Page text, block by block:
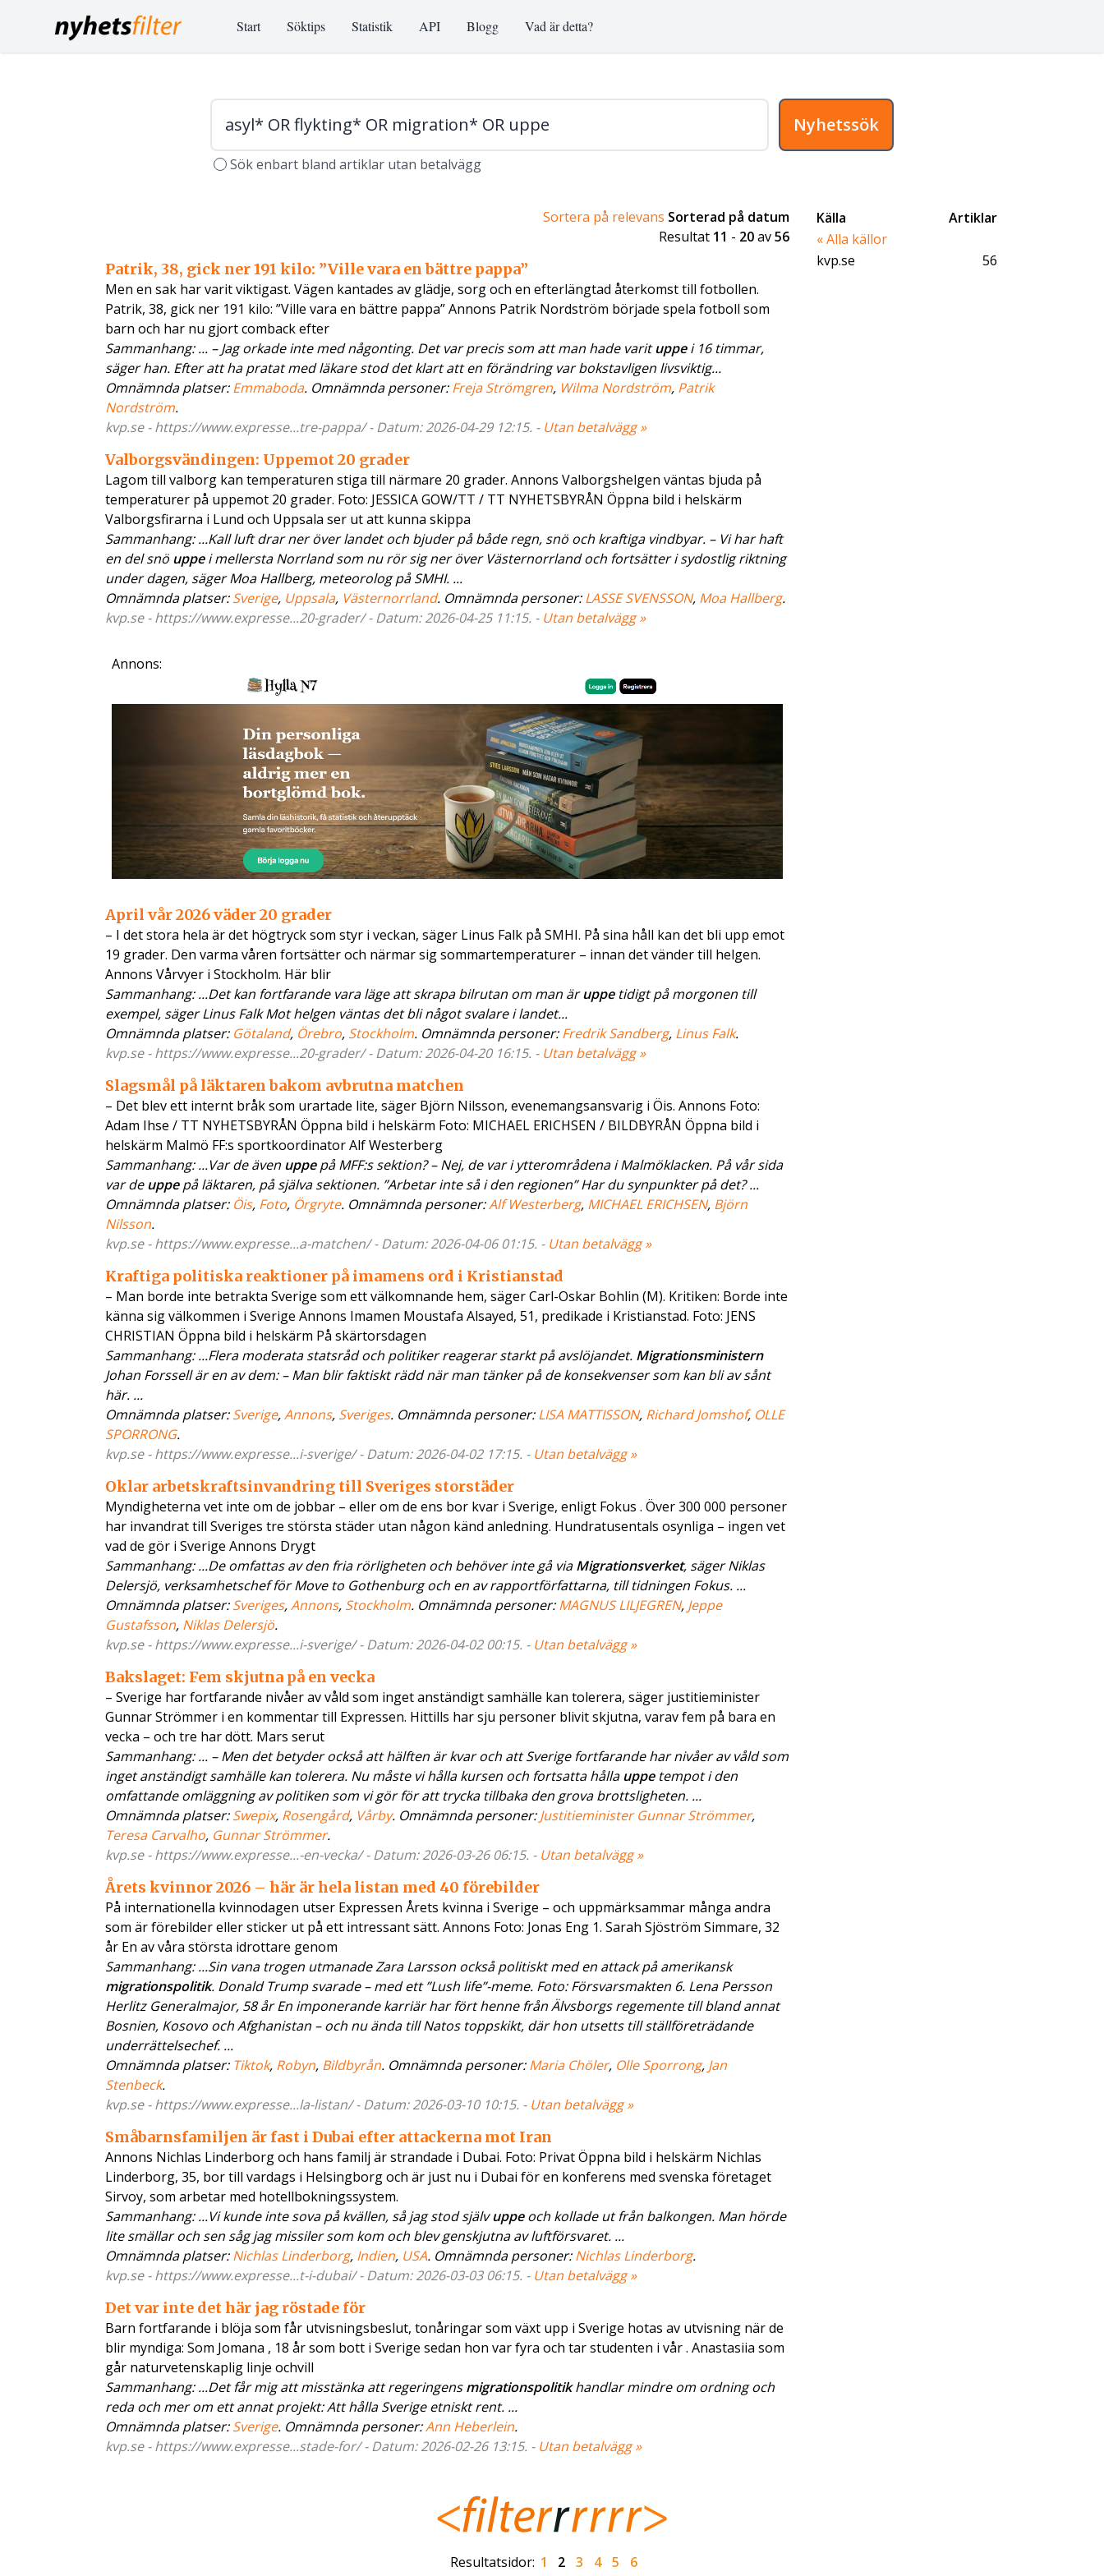
Start Söktips Statistik API Blogg Vad är detta?
Nyhetssök
Sök enbart bland artiklar utan betalvägg
Sortera på relevans Sorterad på datum
Resultat 11 - 20av56
Patrik, 38, gick ner 191 kilo: ”Ville vara en bättre pappa”
Men en sak har varit viktigast. Vägen kantades av glädje, sorg och en efterlängtad återkomst till fotbollen.
Patrik, 38, gick ner 191 kilo: ”Ville vara en bättre pappa” Annons Patrik Nordström började spela fotboll som
barn och har nu gjort comback efter
Sammanhang: ... – Jag orkade inte med någonting. Det var precis som att man hade varituppei 16 timmar,
säger han. Efter att ha pratat med läkare stod det klart att en förändring var bokstavligen livsviktig...
Omnämnda platser:Emmaboda. Omnämnda personer:Freja Strömgren, Wilma Nordström, Patrik
Nordström.
kvp.se - https://www.expresse...tre-pappa/ - Datum: 2026-04-29 12:15. - Utan betalvägg »
Valborgsvändingen: Uppemot 20 grader
Lagom till valborg kan temperaturen stiga till närmare 20 grader. Annons Valborgshelgen väntas bjuda på
temperaturer på uppemot 20 grader. Foto: JESSICA GOW/TT / TT NYHETSBYRÅN Öppna bild i helskärm
Valborgsfirarna i Lund och Uppsala ser ut att kunna skippa
Sammanhang: ...Kall luft drar ner över landet och bjuder på både regn, snö och kraftiga vindbyar. – Vi har haft
en del snö uppei mellersta Norrland som nu rör sig ner över Västernorrland och fortsätter i sydostlig riktning
under dagen, säger Moa Hallberg, meteorolog på SMHI. ...
Omnämnda platser:Sverige, Uppsala, Västernorrland. Omnämnda personer:LASSE SVENSSON, Moa Hallberg.
kvp.se - https://www.expresse...20-grader/ - Datum: 2026-04-25 11:15. - Utan betalvägg »
Annons:
April vår 2026 väder 20 grader
– I det stora hela är det högtryck som styr i veckan, säger Linus Falk på SMHI. På sina håll kan det bli upp emot
19 grader. Den varma våren fortsätter och närmar sig sommartemperaturer – innan det vänder till helgen.
Annons Vårvyer i Stockholm. Här blir
Sammanhang: ...Det kan fortfarande vara läge att skrapa bilrutan om man äruppetidigt på morgonen till
exempel, säger Linus Falk Mot helgen väntas det bli något svalare i landet...
Omnämnda platser: Götaland, Örebro, Stockholm. Omnämnda personer:Fredrik Sandberg, Linus Falk.
kvp.se - https://www.expresse...20-grader/ - Datum: 2026-04-20 16:15. - Utan betalvägg »
Slagsmål på läktaren bakom avbrutna matchen
– Det blev ett internt bråk som urartade lite, säger Björn Nilsson, evenemangsansvarig i Öis. Annons Foto:
Adam Ihse / TT NYHETSBYRÅN Öppna bild i helskärm Foto: MICHAEL ERICHSEN / BILDBYRÅN Öppna bild i
helskärm Malmö FF:s sportkoordinator Alf Westerberg
Sammanhang: ...Var de även uppepå MFF:s sektion? – Nej, de var i ytterområdena i Malmöklacken. På vår sida
var deuppepå läktaren, på själva sektionen. ”Arbetar inte så i den regionen” Har du synpunkter på det? ...
Omnämnda platser: Öis, Foto, Örgryte. Omnämnda personer:Alf Westerberg, MICHAEL ERICHSEN, Björn
Nilsson.
kvp.se - https://www.expresse...a-matchen/ - Datum: 2026-04-06 01:15. - Utan betalvägg »
Kraftiga politiska reaktioner på imamens ord i Kristianstad
– Man borde inte betrakta Sverige som ett välkomnande hem, säger Carl-Oskar Bohlin (M). Kritiken: Borde inte
känna sig välkommen i Sverige Annons Imamen Moustafa Alsayed, 51, predikade i Kristianstad. Foto: JENS
CHRISTIAN Öppna bild i helskärm På skärtorsdagen
Sammanhang: ...Flera moderata statsråd och politiker reagerar starkt på avslöjandet. Migrationsministern
Johan Forssell är en av dem: – Man blir faktiskt rädd när man tänker på de konsekvenser som kan bli av sånt
här. ...
Omnämnda platser:Sverige,Annons, Sveriges. Omnämnda personer:LISA MATTISSON, Richard Jomshof, OLLE
SPORRONG.
kvp.se - https://www.expresse...i-sverige/ - Datum: 2026-04-02 17:15. - Utan betalvägg »
Oklar arbetskraftsinvandring till Sveriges storstäder
Myndigheterna vet inte om de jobbar – eller om de ens bor kvar i Sverige, enligt Fokus . Över 300 000 personer
har invandrat till Sveriges tre största städer utan någon känd anledning. Hundratusentals osynliga – ingen vet
vad de gör i Sverige Annons Drygt
Sammanhang: ...De omfattas av den fria rörligheten och behöver inte gå viaMigrationsverket, säger Niklas
Delersjö, verksamhetschef för Move to Gothenburg och en av rapportförfattarna, till tidningen Fokus. ...
Omnämnda platser:Sveriges,Annons, Stockholm. Omnämnda personer:MAGNUS LILJEGREN, Jeppe
Gustafsson, Niklas Delersjö.
kvp.se - https://www.expresse...i-sverige/ - Datum: 2026-04-02 00:15. - Utan betalvägg »
Bakslaget: Fem skjutna på en vecka
– Sverige har fortfarande nivåer av våld som inget anständigt samhälle kan tolerera, säger justitieminister
Gunnar Strömmer i en kommentar till Expressen. Hittills har sju personer blivit skjutna, varav fem på bara en
vecka – och tre har dött. Mars serut
Sammanhang: ... – Men det betyder också att hälften är kvar och att Sverige fortfarande har nivåer av våld som
inget anständigt samhälle kan tolerera. Nu måste vi hålla kursen och fortsatta hållauppetempot i den
omfattande omläggning av politiken som vi gör för att trycka tillbaka den grova brottsligheten. ...
Omnämnda platser:Swepix, Rosengård, Vårby. Omnämnda personer:Justitieminister Gunnar Strömmer,
Teresa Carvalho, Gunnar Strömmer.
kvp.se - https://www.expresse...-en-vecka/ - Datum: 2026-03-26 06:15. - Utan betalvägg »
Årets kvinnor 2026 – här är hela listan med 40 förebilder
På internationella kvinnodagen utser Expressen Årets kvinna i Sverige – och uppmärksammar många andra
som är förebilder eller sticker ut på ett intressant sätt. Annons Foto: Jonas Eng 1. Sarah Sjöström Simmare, 32
år En av våra största idrottare genom
Sammanhang: ...Sin vana trogen utmanade Zara Larsson också politiskt med en attack på amerikansk
migrationspolitik. Donald Trump svarade – med ett ”Lush life”-meme. Foto: Försvarsmakten 6. Lena Persson
Herlitz Generalmajor, 58 år En imponerande karriär har fört henne från Älvsborgs regemente till bland annat
Bosnien, Kosovo och Afghanistan – och nu ända till Natos toppskikt, där hon utsetts till ställföreträdande
underrättelsechef. ...
Omnämnda platser: Tiktok, Robyn, Bildbyrån. Omnämnda personer:Maria Chöler, Olle Sporrong, Jan
Stenbeck.
kvp.se - https://www.expresse...la-listan/ - Datum: 2026-03-10 10:15. - Utan betalvägg »
Småbarnsfamiljen är fast i Dubai efter attackerna mot Iran
Annons Nichlas Linderborg och hans familj är strandade i Dubai. Foto: Privat Öppna bild i helskärm Nichlas
Linderborg, 35, bor till vardags i Helsingborg och är just nu i Dubai för en konferens med svenska företaget
Sirvoy, som arbetar med hotellbokningssystem.
Sammanhang: ...Vi kunde inte sova på kvällen, så jag stod självuppeoch kollade ut från balkongen. Man hörde
lite smällar och sen såg jag missiler som kom och blev genskjutna av luftförsvaret. ...
Omnämnda platser:Nichlas Linderborg, Indien, USA. Omnämnda personer:Nichlas Linderborg.
kvp.se - https://www.expresse...t-i-dubai/ - Datum: 2026-03-03 06:15. - Utan betalvägg »
Det var inte det här jag röstade för
Barn fortfarande i blöja som får utvisningsbeslut, tonåringar som växt upp i Sverige hotas av utvisning när de
blir myndiga: Som Jomana , 18 år som bott i Sverige sedan hon var fyra och tar studenten i vår . Anastasiia som
går naturvetenskaplig linje ochvill
Sammanhang: ...Det får mig att misstänka att regeringensmigrationspolitikhandlar mindre om ordning och
reda och mer om ett annat projekt: Att hålla Sverige etniskt rent. ...
Omnämnda platser:Sverige. Omnämnda personer:Ann Heberlein.
kvp.se - https://www.expresse...stade-for/ - Datum: 2026-02-26 13:15. - Utan betalvägg »
Källa
Artiklar
« Alla källor
kvp.se
56
Resultatsidor: 1 2 3 4 5 6